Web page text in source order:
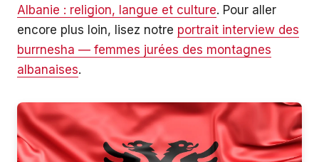
Albanie : religion, langue et culture. Pour aller
encore plus loin, lisez notre portrait interview des
burrnesha — femmes jurées des montagnes
albanaises.